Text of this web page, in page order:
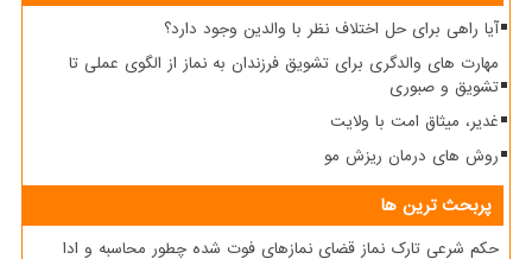
آیا راهی برای حل اختلاف نظر با والدین وجود دارد؟
مهارت های والدگری برای تشویق فرزندان به نماز از الگوی عملی تا
تشویق و صبوری
غدیر، میثاق امت با ولایت
روش های درمان ریزش مو
پربحث ترین ها
حکم شرعی تارک نماز قضای نمازهای فوت شده چطور محاسبه و ادا